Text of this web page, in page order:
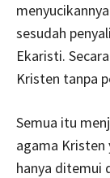
sesudah
Ekaristi.
Kristen tanpa
Semua itu
agama Kristen
hanya ditemui